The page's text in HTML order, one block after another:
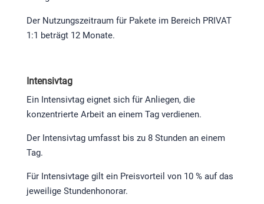
Der Nutzungszeitraum für Pakete im Bereich PRIVAT
1:1 beträgt 12 Monate.
Intensivtag
Ein Intensivtag eignet sich für Anliegen, die
konzentrierte Arbeit an einem Tag verdienen.
Der Intensivtag umfasst bis zu 8 Stunden an einem
Tag.
Für Intensivtage gilt ein Preisvorteil von 10 % auf das
jeweilige Stundenhonorar.